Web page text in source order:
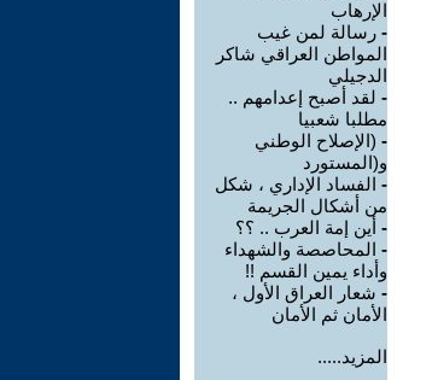
الإرهاب
- رسالة لمن غيب
المواطن العراقي شاكر
الدجيلي
- لقد أصبح إعدامهم ..
مطلبا شعبيا
- (الإصلاح الوطني
و(المستورد
- الفساد الإداري ، شكل
من أشكال الجريمة
- أين إمة العرب .. ؟؟
- المحاصصة والشهداء
وأداء يمين القسم !!
- شعار العراق الأول ،
الأمان ثم الأمان
المزيد.....